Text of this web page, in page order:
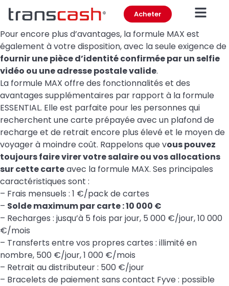
Acheter
Pour encore plus d’avantages, la formule MAX est
également à votre disposition, avec la seule exigence de
fournir une pièce d’identité confirmée par un selfie
vidéo ou une adresse postale valide.
La formule MAX offre des fonctionnalités et des
avantages supplémentaires par rapport à la formule
ESSENTIAL. Elle est parfaite pour les personnes qui
recherchent une carte prépayée avec un plafond de
recharge et de retrait encore plus élevé et le moyen de
voyager à moindre coût. Rappelons que vous pouvez
toujours faire virer votre salaire ou vos allocations
sur cette carteavec la formule MAX. Ses principales
caractéristiques sont :
– Frais mensuels : 1 €/pack de cartes
– Solde maximum par carte : 10 000 €
– Recharges : jusqu’à 5 fois par jour, 5 000 €/jour, 10 000
€/mois
– Transferts entre vos propres cartes : illimité en
nombre, 500 €/jour, 1 000 €/mois
– Retrait au distributeur : 500 €/jour
– Bracelets de paiement sans contact Fyve : possible